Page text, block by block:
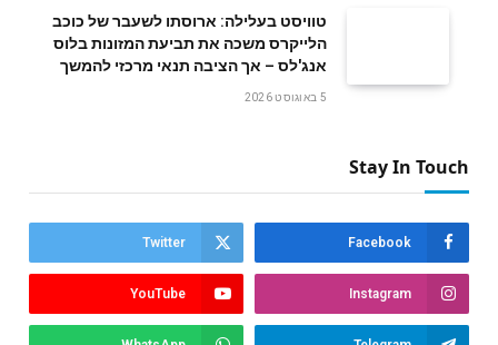
טוויסט בעלילה: ארוסתו לשעבר של כוכב
הלייקרס משכה את תביעת המזונות בלוס
אנג'לס – אך הציבה תנאי מרכזי להמשך
5 באוגוסט 2026
Stay In Touch
Facebook
Twitter
Instagram
YouTube